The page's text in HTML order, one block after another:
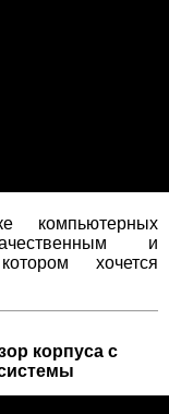
компьютерных
и
хочется
корпуса с